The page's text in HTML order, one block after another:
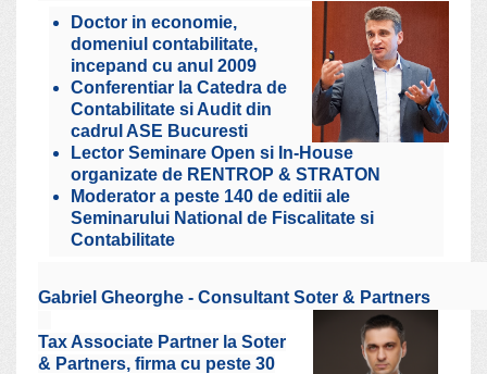
Doctor in economie,
domeniul contabilitate,
incepand cu anul 2009
Conferentiar la Catedra de
Contabilitate si Audit din
cadrul ASE Bucuresti
Lector Seminare Open si In-House
organizate de RENTROP & STRATON
Moderator a peste 140 de editii ale
Seminarului National de Fiscalitate si
Contabilitate
Gabriel Gheorghe - Consultant Soter & Partners
Tax Associate Partner la Soter
& Partners, firma cu peste 30